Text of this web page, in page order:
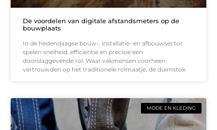
De voordelen van digitale afstandsmeters op de
bouwplaats
In de hedendaagse bouw-, installatie- en afbouwsector
spelen snelheid, efficiëntie en precisie een
doorslaggevende rol. Waar vakmensen voorheen
vertrouwden op het traditionele rolmaatje, de duimstok
MODE EN KLEDING